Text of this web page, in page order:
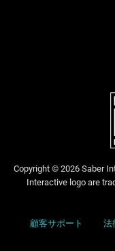
Copyright © 2026 Saber
Interactive logo are
顧客サポート 法